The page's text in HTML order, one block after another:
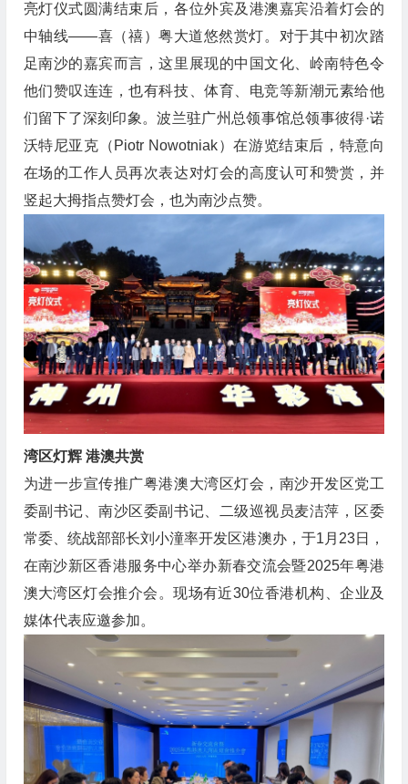
亮灯仪式圆满结束后，各位外宾及港澳嘉宾沿着灯会的
中轴线——喜（禧）粤大道悠然赏灯。对于其中初次踏
足南沙的嘉宾而言，这里展现的中国文化、岭南特色令
他们赞叹连连，也有科技、体育、电竞等新潮元素给他
们留下了深刻印象。波兰驻广州总领事馆总领事彼得·诺
沃特尼亚克（Piotr Nowotniak）在游览结束后，特意向
在场的工作人员再次表达对灯会的高度认可和赞赏，并
竖起大拇指点赞灯会，也为南沙点赞。
湾区灯辉 港澳共赏
为进一步宣传推广粤港澳大湾区灯会，南沙开发区党工
委副书记、南沙区委副书记、二级巡视员麦洁萍，区委
常委、统战部部长刘小潼率开发区港澳办，于1月23日，
在南沙新区香港服务中心举办新春交流会暨2025年粤港
澳大湾区灯会推介会。现场有近30位香港机构、企业及
媒体代表应邀参加。